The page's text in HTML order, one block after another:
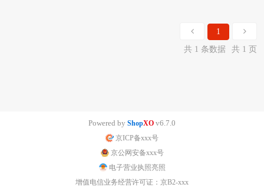
1
共 1 条数据
共 1 页
Powered by ShopXO v6.7.0
京ICP备xxx号
京公网安备xxx号
电子营业执照亮照
增值电信业务经营许可证：京B2-xxx